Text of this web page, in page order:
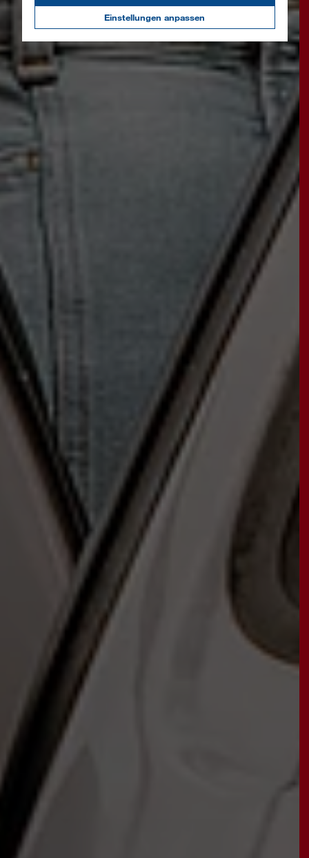
Einstellungen anpassen